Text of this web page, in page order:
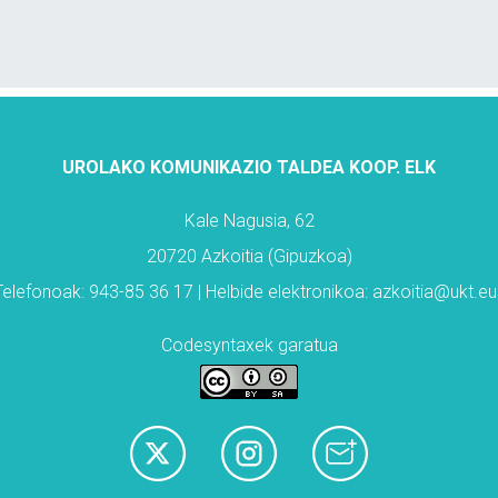
UROLAKO KOMUNIKAZIO TALDEA KOOP. ELK
Kale Nagusia, 62
20720 Azkoitia (Gipuzkoa)
943-85 36 17 | Helbide elektronikoa:
Codesyntaxek garatua